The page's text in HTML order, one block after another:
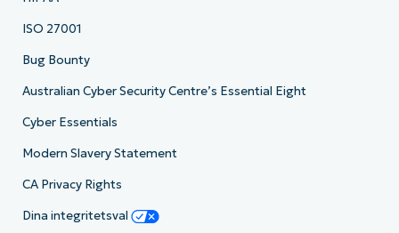
ISO 27001
Bug Bounty
Australian Cyber Security Centre’s Essential Eight
Cyber Essentials
Modern Slavery Statement
CA Privacy Rights
Dina integritetsval